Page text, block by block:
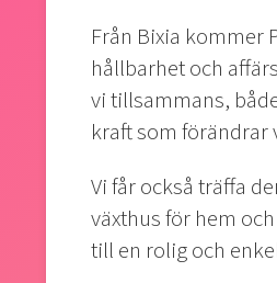
Från Bixia kommer
hållbarhet och
vi tillsammans,
kraft som
Vi får också träffa
växthus för hem
till en rolig och